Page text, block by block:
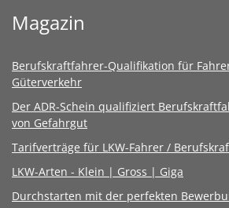
Magazin
Berufskraftfahrer-Qualifikation für
Güterverkehr
Der ADR-Schein qualifiziert
von Gefahrgut
Tarifverträge für LKW-Fahrer /
LKW-Arten - Klein | Gross | Giga
Durchstarten mit der perfekten